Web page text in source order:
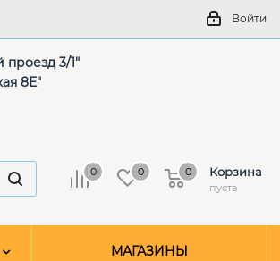
Войти
проезд 3/1"
8Е"
0 0 Корзина
пуста
0
МАГАЗИНЫ